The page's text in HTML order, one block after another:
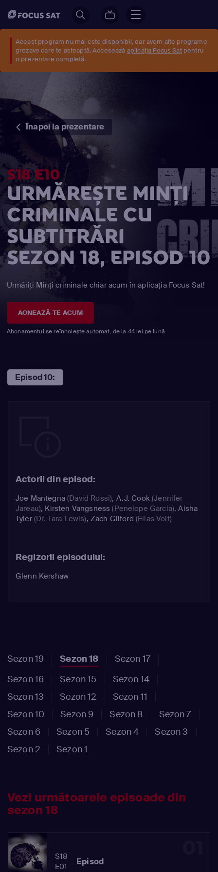
Aceast program nu mai este disponibil, dar avem alte programe
grozave care te așteaptă. Accesează aplicația Focus Satpentru
o prezentare completă.
Înapoi la prezentare
S18 E10
URMĂREȘTE MINŢI
CRIMINALE CU
SUBTITRĂRI
SEZON 18, EPISOD 10
Urmăriți Minţi criminale chiar acum în aplicația Focus Sat!
AONEAZĂ-TE ACUM
Abonamentul se reînnoiește automat, de la 44 lei pe lună
Episod 10:
Actorii din episod:
Joe Mantegna(David Rossi), A.J. Cook(Jennifer
Jareau), Kirsten Vangsness (Penelope Garcia),Aisha
Tyler(Dr. Tara Lewis), Zach Gilford (Elias Voit)
Regizorii episodului:
Glenn Kershaw
Sezon 19 Sezon 18
Sezon 17
Sezon 16
Sezon 15
Sezon 14
Sezon 13
Sezon 12
Sezon 11
Sezon 10
Sezon 9 Sezon 8
Sezon 7
Sezon 6
Sezon 5 Sezon 4
Sezon 3
Sezon 2
Sezon 1
Vezi următoarele episoade din
sezon 18
S18
E01
Episod